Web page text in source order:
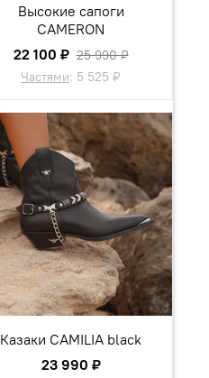
Высокие сапоги
CAMERON
22 100 ₽ 25 990 ₽
Частями: 5 525 ₽
Казаки CAMILIA black
23 990 ₽